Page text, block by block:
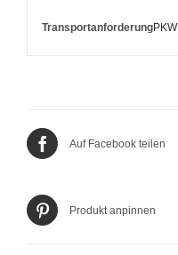
TransportanforderungPKW
Auf Facebook teilen
Produkt anpinnen